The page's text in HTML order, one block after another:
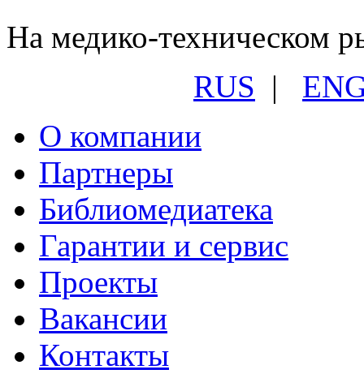
На медико-техническом
RUS |
О компании
Партнеры
Библиомедиатека
Гарантии и сервис
Проекты
Вакансии
Контакты